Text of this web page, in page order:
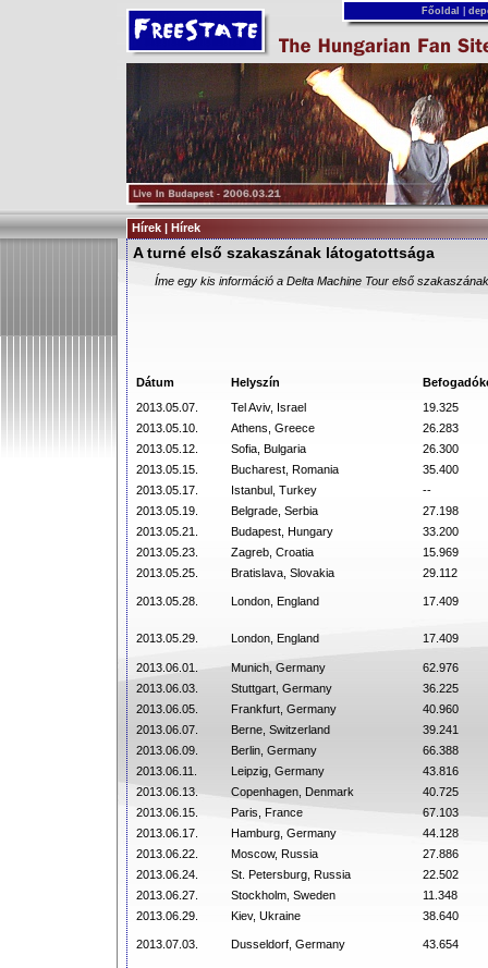
Főoldal
Hírek | Hírek
A turné első szakaszának látogatottsága
Íme egy kis információ a Delta Machine Tour első
Dátum Helyszín
2013.05.07.
Tel Aviv, Israel
19.325
2013.05.10.
Athens, Greece
26.283
2013.05.12.
Sofia, Bulgaria
26.300
2013.05.15.
Bucharest, Romania
35.400
2013.05.17.
Istanbul, Turkey
--
2013.05.19.
Belgrade, Serbia
27.198
2013.05.21.
Budapest, Hungary
33.200
2013.05.23.
Zagreb, Croatia
15.969
2013.05.25.
Bratislava, Slovakia 29.112
2013.05.28. London, England 17.409
2013.05.29. London, England 17.409
2013.06.01. Munich, Germany
62.976
2013.06.03.
Stuttgart, Germany
36.225
2013.06.05.
Frankfurt, Germany
40.960
2013.06.07.
Berne, Switzerland
39.241
2013.06.09.
Berlin, Germany
66.388
2013.06.11.
Leipzig, Germany
43.816
2013.06.13.
Copenhagen, Denmark
40.725
2013.06.15.
Paris, France
67.103
2013.06.17.
Hamburg, Germany
44.128
2013.06.22.
Moscow, Russia
27.886
2013.06.24.
St. Petersburg, Russia
22.502
2013.06.27.
Stockholm, Sweden
11.348
2013.06.29.
Kiev, Ukraine 38.640
2013.07.03. Dusseldorf, Germany 43.654